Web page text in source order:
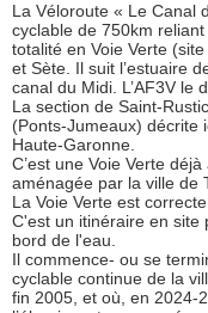
La Véloroute « Le Canal
cyclable de 750km
totalité en Voie Verte
et Sète. Il suit l’estuaire
canal du Midi. L’AF3V le
La section de Saint-
(Ponts-Jumeaux) décrite
Haute-Garonne.
C’est une Voie Verte
aménagée par la ville de
La Voie Verte est
C'est un itinéraire en site
bord de l'eau.
Il commence- ou se
cyclable continue de la
fin 2005, et où, en 2024-